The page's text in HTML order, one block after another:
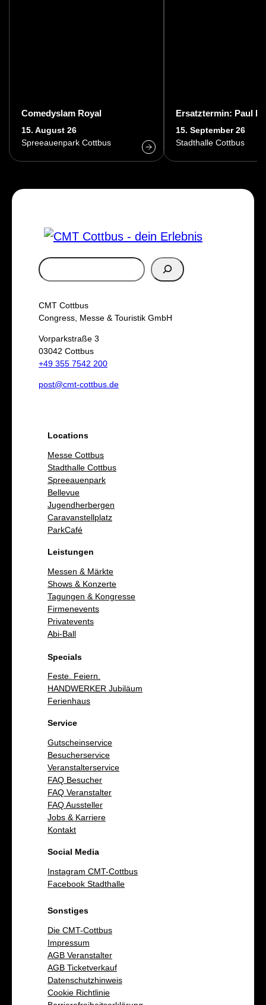
Comedyslam Royal
15. August 26
Spreeauenpark Cottbus
Ersatztermin: Paul
15. September 26
Stadthalle Cottbus
S
u
c
h
e
n
CMT Cottbus
Congress, Messe & Touristik GmbH
Vorparkstraße 3
03042 Cottbus
+49 355 7542 200
post@cmt-cottbus.de
Locations
Messe Cottbus
Stadthalle Cottbus
Spreeauenpark
Bellevue
Jugendherbergen
Caravanstellplatz
ParkCafé
Leistungen
Messen & Märkte
Shows & Konzerte
Tagungen & Kongresse
Firmenevents
Privatevents
Abi-Ball
Specials
Feste. Feiern.
HANDWERKER Jubiläum
Ferienhaus
Service
Gutscheinservice
Besucherservice
Veranstalterservice
FAQ Besucher
FAQ Veranstalter
FAQ Aussteller
Jobs & Karriere
Kontakt
Social Media
Instagram CMT-Cottbus
Facebook Stadthalle
Sonstiges
Die CMT-Cottbus
Impressum
AGB Veranstalter
AGB Ticketverkauf
Datenschutzhinweis
Cookie Richtlinie